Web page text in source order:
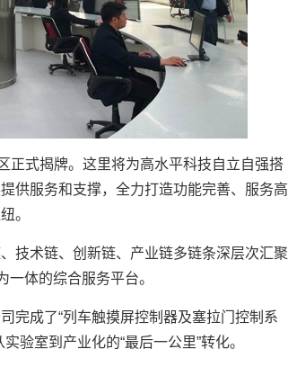
正式揭牌。这里将为高水平科技自立自强搭
供服务和支撑，全力打造功能完善、服务高
。
技术链、创新链、产业链多链条深层次汇聚
一体的综合服务平台。
完成了“列车触摸屏控制器及塞拉门控制系
验室到产业化的“最后一公里”转化。